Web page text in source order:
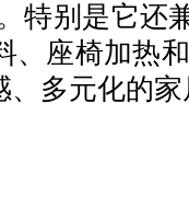
特别是它还
、座椅加热
多元化的家